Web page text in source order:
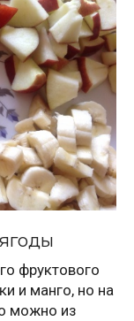
фруктового
и манго, но на
можно из